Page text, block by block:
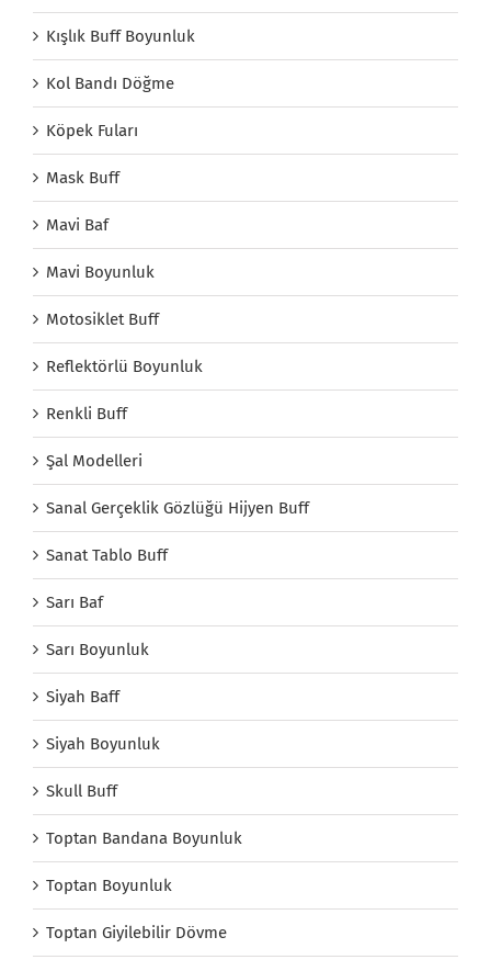
Kışlık Buff Boyunluk
Kol Bandı Döğme
Köpek Fuları
Mask Buff
Mavi Baf
Mavi Boyunluk
Motosiklet Buff
Reflektörlü Boyunluk
Renkli Buff
Şal Modelleri
Sanal Gerçeklik Gözlüğü Hijyen Buff
Sanat Tablo Buff
Sarı Baf
Sarı Boyunluk
Siyah Baff
Siyah Boyunluk
Skull Buff
Toptan Bandana Boyunluk
Toptan Boyunluk
Toptan Giyilebilir Dövme